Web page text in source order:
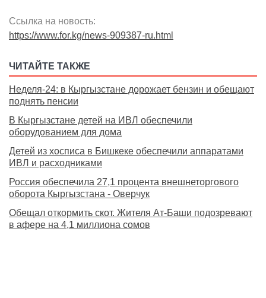
Ссылка на новость:
https://www.for.kg/news-909387-ru.html
ЧИТАЙТЕ ТАКЖЕ
Неделя-24: в Кыргызстане дорожает бензин и обещают
поднять пенсии
В Кыргызстане детей на ИВЛ обеспечили
оборудованием для дома
Детей из хосписа в Бишкеке обеспечили аппаратами
ИВЛ и расходниками
Россия обеспечила 27,1 процента внешнеторгового
оборота Кыргызстана - Оверчук
Обещал откормить скот. Жителя Ат-Баши подозревают
в афере на 4,1 миллиона сомов